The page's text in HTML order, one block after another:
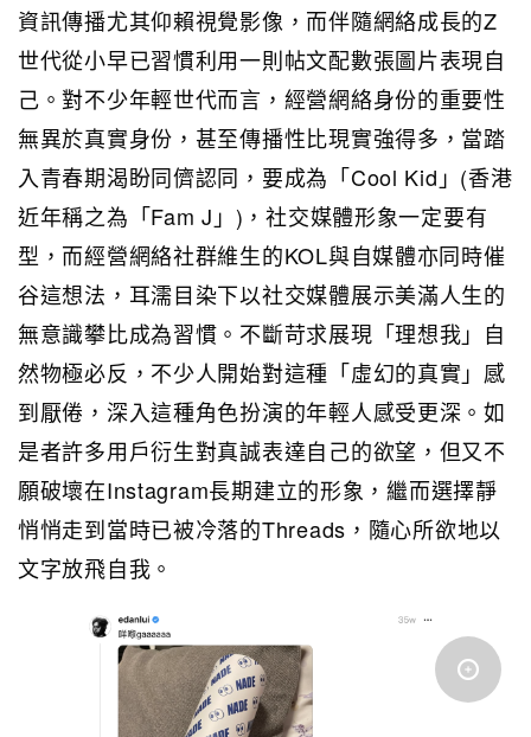
資訊傳播尤其仰賴視覺影像，而伴隨網絡成長的Z
世代從小早已習慣利用一則帖文配數張圖片表現自
己。對不少年輕世代而言，經營網絡身份的重要性
無異於真實身份，甚至傳播性比現實強得多，當踏
入青春期渴盼同儕認同，要成為「Cool Kid」(香港
近年稱之為「Fam J」)，社交媒體形象一定要有
型，而經營網絡社群維生的KOL與自媒體亦同時催
谷這想法，耳濡目染下以社交媒體展示美滿人生的
無意識攀比成為習慣。不斷苛求展現「理想我」自
然物極必反，不少人開始對這種「虛幻的真實」感
到厭倦，深入這種角色扮演的年輕人感受更深。如
是者許多用戶衍生對真誠表達自己的欲望，但又不
願破壞在Instagram長期建立的形象，繼而選擇靜
悄悄走到當時已被冷落的Threads，隨心所欲地以
文字放飛自我。